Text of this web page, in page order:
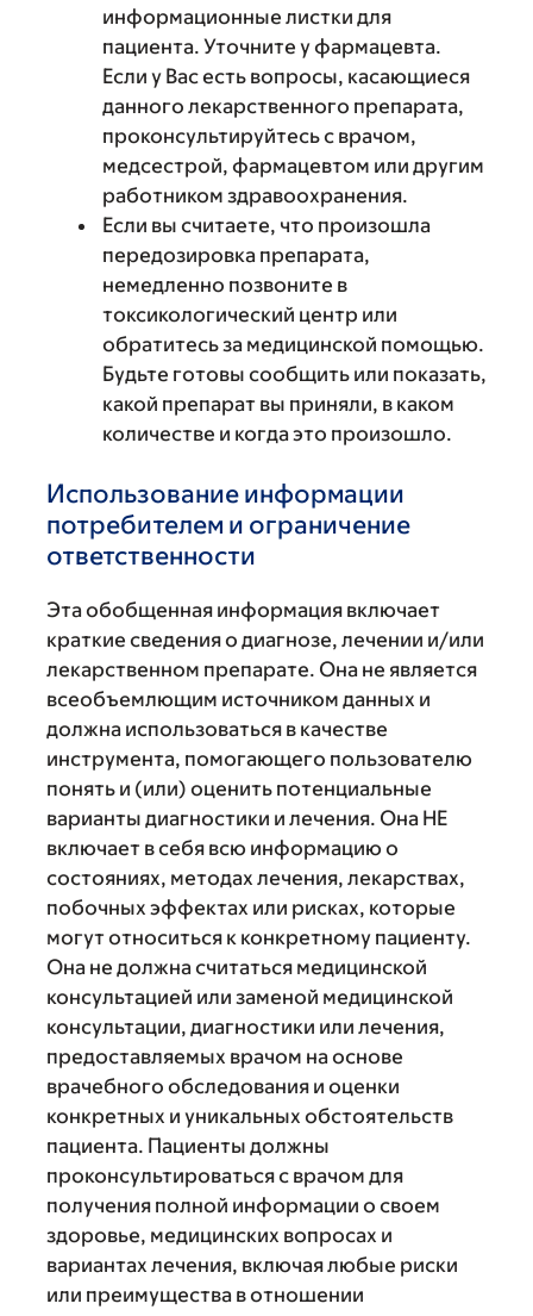
информационные листки для
пациента. Уточните у фармацевта.
Если у Вас есть вопросы, касающиеся
данного лекарственного препарата,
проконсультируйтесь с врачом,
медсестрой, фармацевтом или другим
работником здравоохранения.
Если вы считаете, что произошла
передозировка препарата,
немедленно позвоните в
токсикологический центр или
обратитесь за медицинской помощью.
Будьте готовы сообщить или показать,
какой препарат вы приняли, в каком
количестве и когда это произошло.
Использование информации
потребителем и ограничение
ответственности
Эта обобщенная информация включает
краткие сведения о диагнозе, лечении и/или
лекарственном препарате. Она не является
всеобъемлющим источником данных и
должна использоваться в качестве
инструмента, помогающего пользователю
понять и (или) оценить потенциальные
варианты диагностики и лечения. Она НЕ
включает в себя всю информацию о
состояниях, методах лечения, лекарствах,
побочных эффектах или рисках, которые
могут относиться к конкретному пациенту.
Она не должна считаться медицинской
консультацией или заменой медицинской
консультации, диагностики или лечения,
предоставляемых врачом на основе
врачебного обследования и оценки
конкретных и уникальных обстоятельств
пациента. Пациенты должны
проконсультироваться с врачом для
получения полной информации о своем
здоровье, медицинских вопросах и
вариантах лечения, включая любые риски
или преимущества в отношении